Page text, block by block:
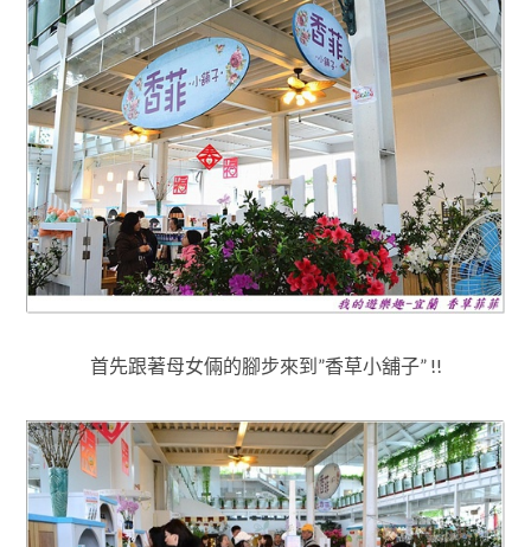
首先跟著母女倆的腳步來到”香草小舖子” !!